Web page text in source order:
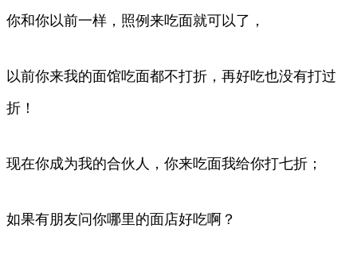
你和你以前一样，照例来吃面就可以了，
以前你来我的面馆吃面都不打折，再好吃也没有打过
折！
现在你成为我的合伙人，你来吃面我给你打七折；
如果有朋友问你哪里的面店好吃啊？